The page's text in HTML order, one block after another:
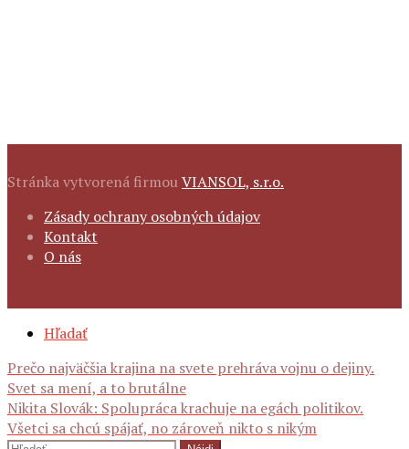
Stránka vytvorená firmou VIANSOL, s.r.o.
FOOTER
NAVIGATION
Zásady ochrany osobných údajov
Kontakt
O nás
SECONDARY
Hľadať
Navigácia
Prečo najväčšia krajina na svete prehráva vojnu o dejiny.
Svet sa mení, a to brutálne
Nikita Slovák: Spolupráca krachuje na egách politikov.
Všetci sa chcú spájať, no zároveň nikto s nikým